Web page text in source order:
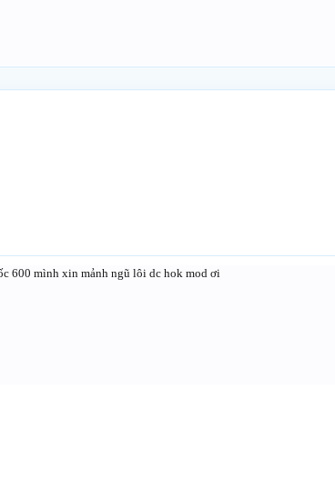
600 mình xin mảnh ngũ lôi dc hok mod ơi